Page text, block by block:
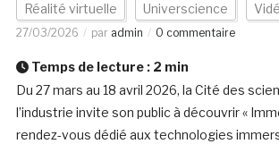
Réalité virtuelle Universcience
27/03/2026 par admin 0 commentaire
Temps de lecture : 2 min
Du 27 mars au 18 avril 2026, la Cité des
l’industrie invite son public à découvrir «
rendez-vous dédié aux technologies